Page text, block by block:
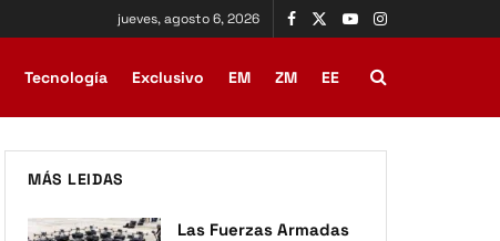
jueves, agosto 6, 2026
Tecnología Exclusivo EM ZM EE
MÁS LEIDAS
Las Fuerzas Armadas